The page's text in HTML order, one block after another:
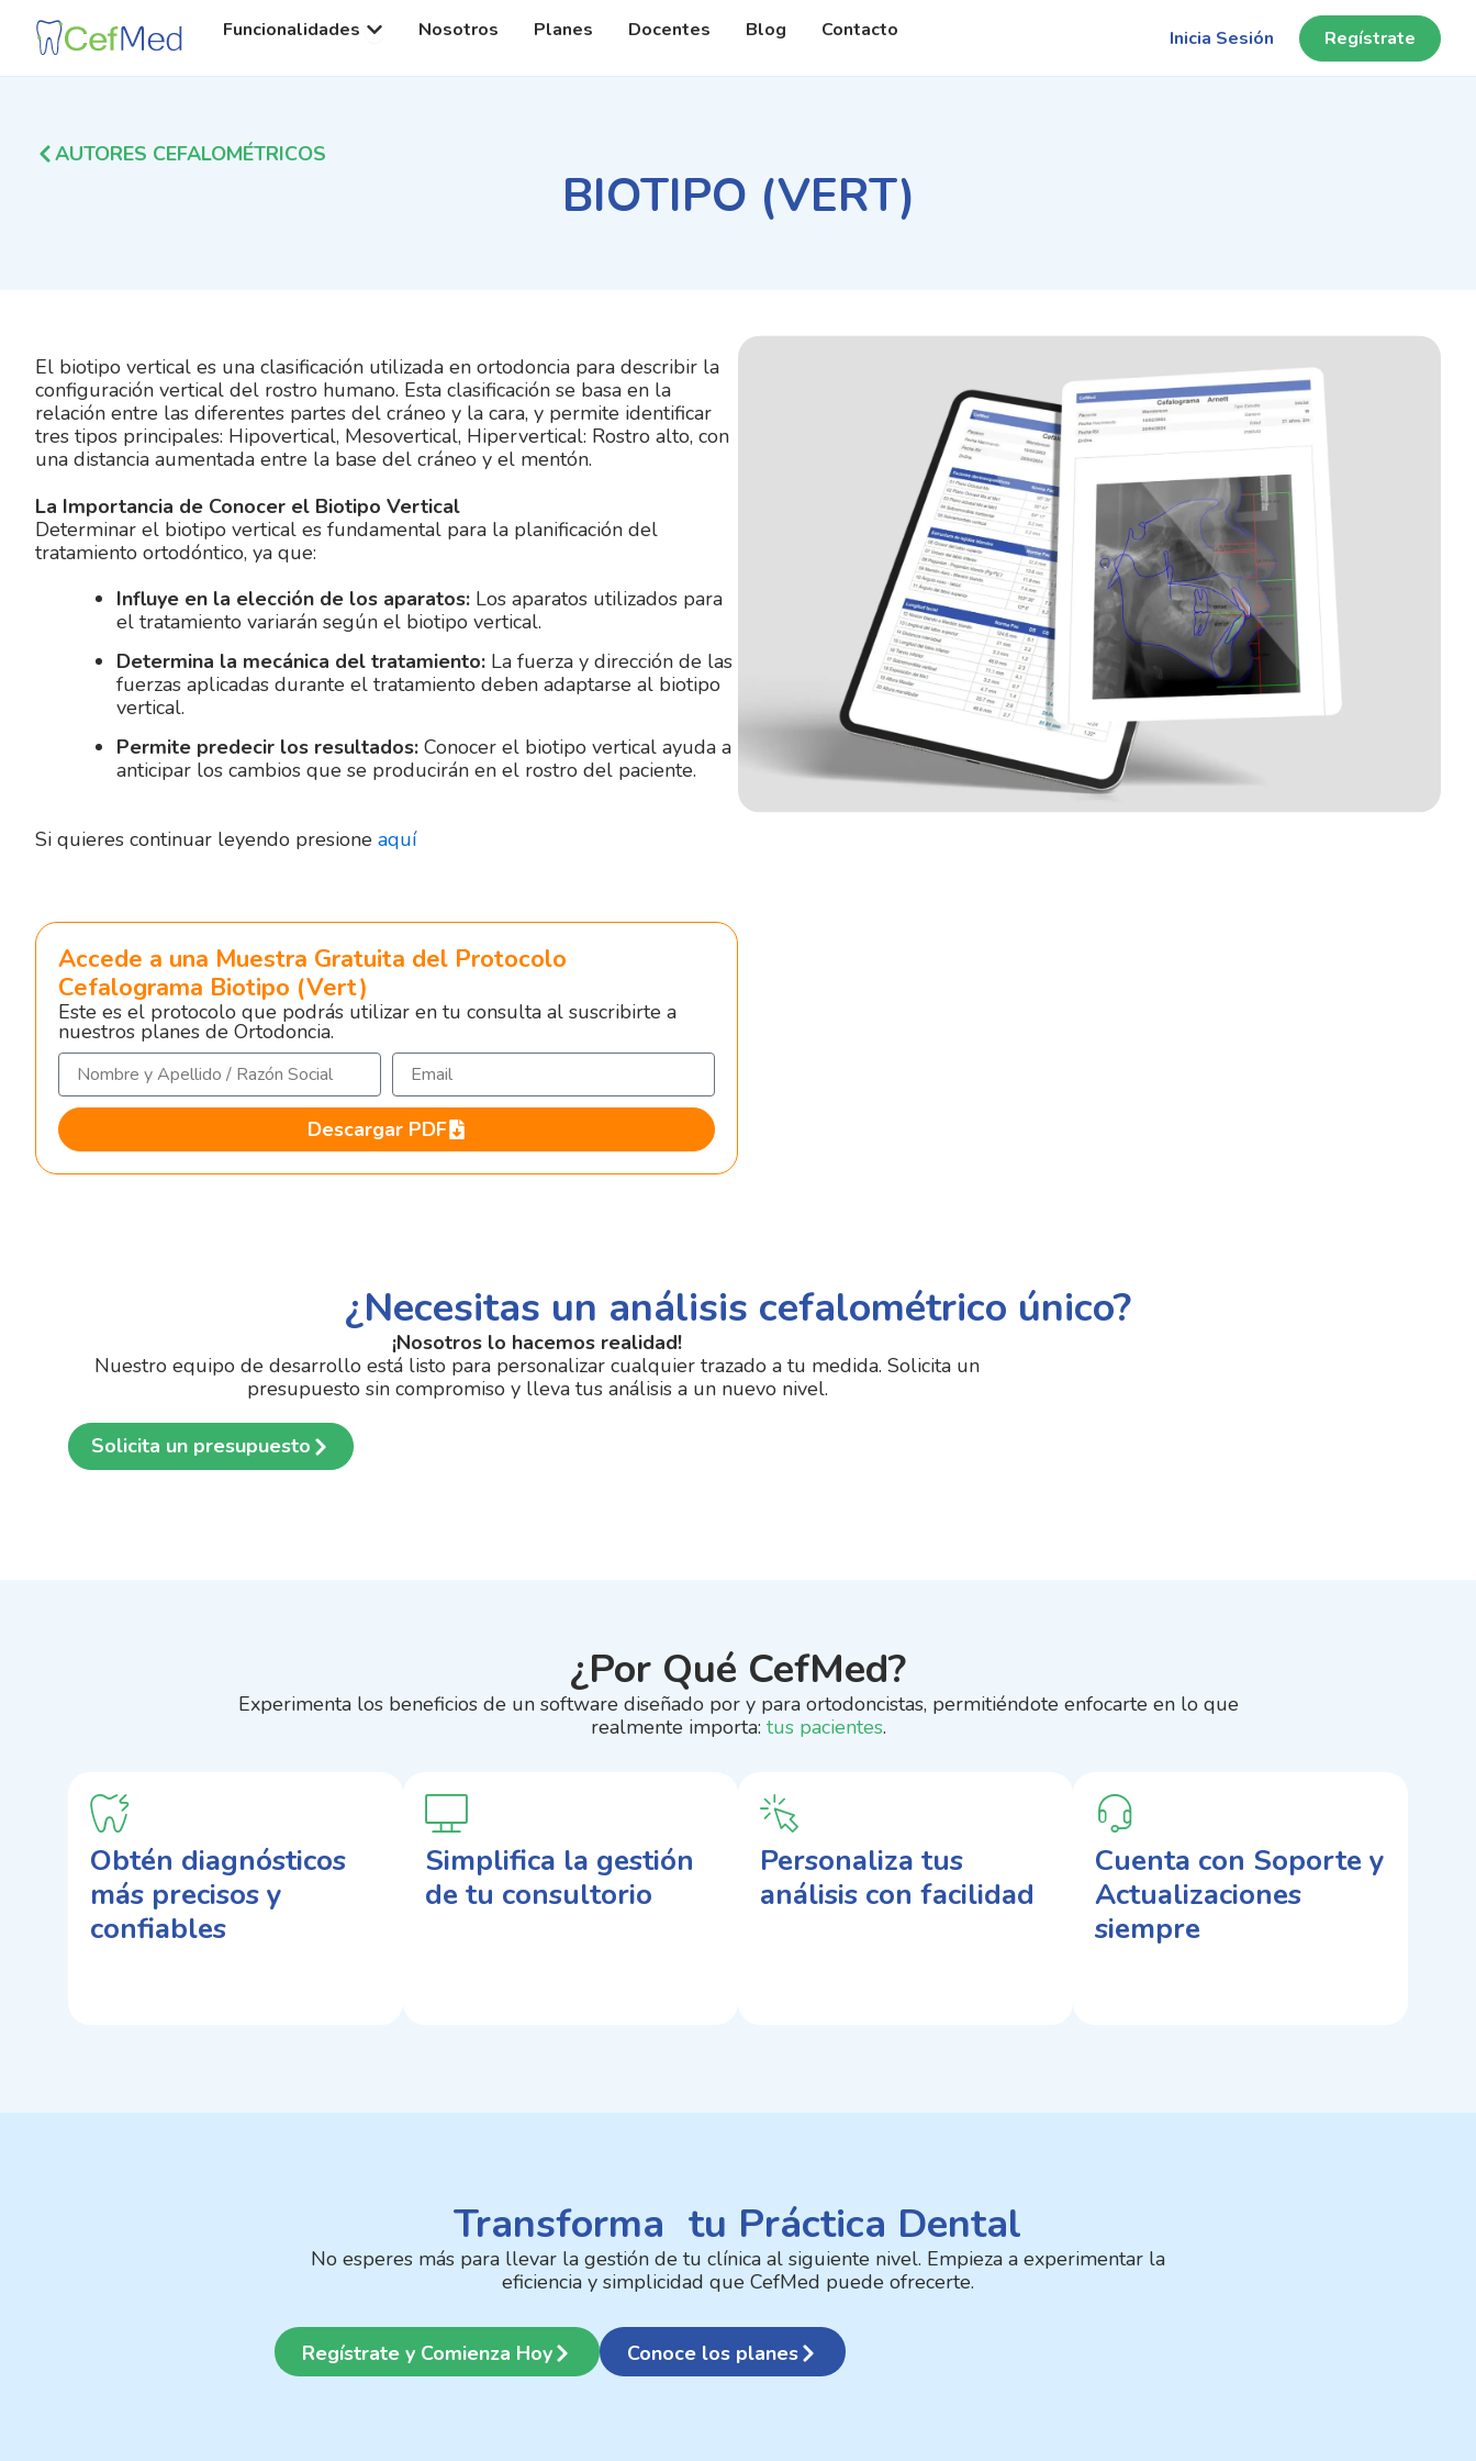
contenido
Funcionalidades Open Funcionalidades
Nosotros Planes Docentes Blog Contacto Inicia Sesión Regístrate
AUTORES CEFALOMÉTRICOS
BIOTIPO (VERT)
El biotipo vertical es una clasificación utilizada en ortodoncia para describir la
configuración vertical del rostro humano. Esta clasificación se basa en la
relación entre las diferentes partes del cráneo y la cara, y permite identificar
tres tipos principales: Hipovertical, Mesovertical, Hipervertical: Rostro alto, con
una distancia aumentada entre la base del cráneo y el mentón.
La Importancia de Conocer el Biotipo Vertical
Determinar el biotipo vertical es fundamental para la planificación del
tratamiento ortodóntico, ya que:
Influye en la elección de los aparatos: Los aparatos utilizados para
el tratamiento variarán según el biotipo vertical.
Determina la mecánica del tratamiento: La fuerza y dirección de las
fuerzas aplicadas durante el tratamiento deben adaptarse al biotipo
vertical.
Permite predecir los resultados: Conocer el biotipo vertical ayuda a
anticipar los cambios que se producirán en el rostro del paciente.
Si quieres continuar leyendo presione aquí
Accede a una Muestra Gratuita del Protocolo
Cefalograma Biotipo (Vert)
Este es el protocolo que podrás utilizar en tu consulta al suscribirte a
nuestros planes de Ortodoncia.
N
m
b
e
E
a
i
l
Descargar PDF
¿Necesitas un análisis cefalométrico único?
¡Nosotros lo hacemos realidad!
Nuestro equipo de desarrollo está listo para personalizar cualquier trazado a tu medida. Solicita un
presupuesto sin compromiso y lleva tus análisis a un nuevo nivel.
Solicita un presupuesto
¿Por Qué CefMed?
Experimenta los beneficios de un software diseñado por y para ortodoncistas, permitiéndote enfocarte en lo que
realmente importa: tus pacientes.
Obtén diagnósticos
más precisos y
confiables
Simplifica la gestión
de tu consultorio
Personaliza tus
análisis con facilidad
Cuenta con Soporte y
Actualizaciones
siempre
Transforma tu Práctica Dental​
No esperes más para llevar la gestión de tu clínica al siguiente nivel. Empieza a experimentar la
eficiencia y simplicidad que CefMed puede ofrecerte.
Regístrate y Comienza Hoy Conoce los planes